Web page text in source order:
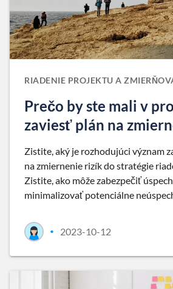
RIADENIE PROJEKTU A
Prečo by ste mali v
zaviesť plán na
Zistite, aký je rozhodujúci význam
na zmiernenie rizík do stratégie
Zistite, ako môže zabezpečiť
minimalizovať potenciálne
• 2023-10-12